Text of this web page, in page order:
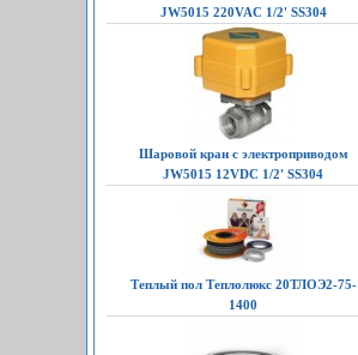
JW5015 220VAC 1/2' SS304
Шаровой кран с электроприводом
JW5015 12VDC 1/2' SS304
Теплый пол Теплолюкс 20ТЛОЭ2-75-
1400